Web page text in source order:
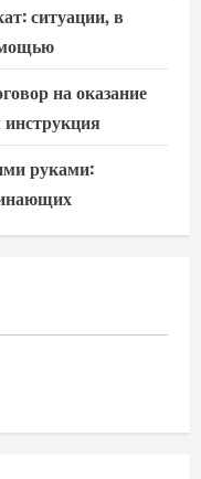
ситуации, в
на оказание
руками: